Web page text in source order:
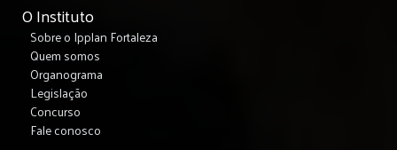
O Instituto
Sobre o Ipplan Fortaleza
Quem somos
Organograma
Legislação
Concurso
Fale conosco